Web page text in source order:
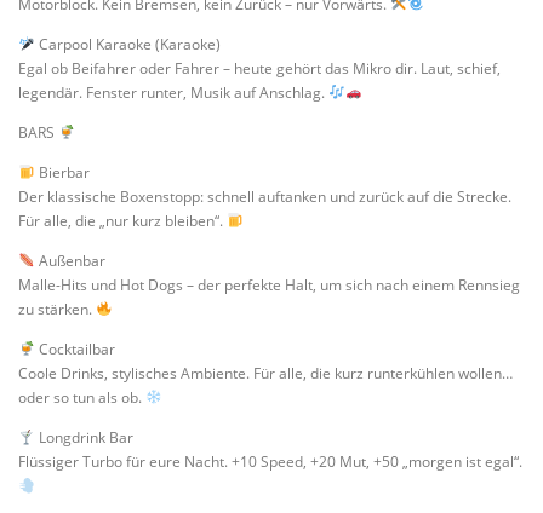
Carpool Karaoke (Karaoke)
Egal ob Beifahrer oder Fahrer – heute gehört das Mikro dir. Laut, schief,
legendär. Fenster runter, Musik auf Anschlag.
BARS
Bierbar
Der klassische Boxenstopp: schnell auftanken und zurück auf die Strecke.
Für alle, die „nur kurz bleiben“.
Außenbar
Malle-Hits und Hot Dogs – der perfekte Halt, um sich nach einem Rennsieg
zu stärken.
Cocktailbar
Coole Drinks, stylisches Ambiente. Für alle, die kurz runterkühlen wollen…
oder so tun als ob.
Longdrink Bar
Flüssiger Turbo für eure Nacht. +10 Speed, +20 Mut, +50 „morgen ist egal“.